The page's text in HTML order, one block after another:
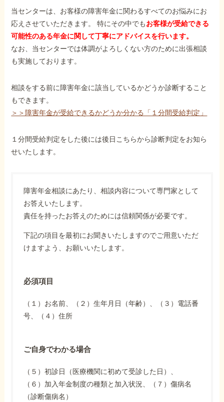
当センターは、お客様の障害年金に関わるすべてのお悩みにお
応えさせていただきます。 特にその中でもお客様が受給できる
可能性のある年金に関して丁寧にアドバイスを行います。
なお、当センターでは体調がよろしくない方のために出張相談
も実施しております。
相談をする前に障害年金に該当しているかどうか診断すること
もできます。
＞＞障害年金が受給できるかどうか分かる「１分間受給判定」
１分間受給判定をした後には後日こちらから診断判定をお知ら
せいたします。
障害年金相談にあたり、相談内容について専門家として
お答えいたします。
責任を持ったお答えのためには信頼関係が必要です。
下記の項目を最初にお聞きいたしますのでご用意いただ
けますよう、お願いいたします。
必須項目
（１）お名前、（２）生年月日（年齢）、（３）電話番
号、（４）住所
ご自身でわかる場合
（５）初診日（医療機関に初めて受診した日）、
（６）加入年金制度の種類と加入状況、（７）傷病名
（診断傷病名）